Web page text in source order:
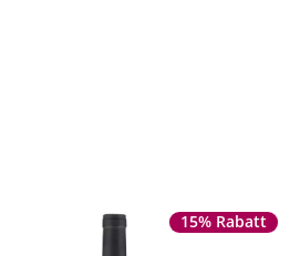
15% Rabatt